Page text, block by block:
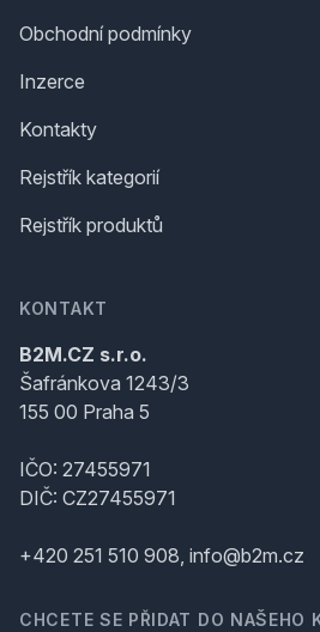
Obchodní podmínky
Inzerce
Kontakty
Rejstřík kategorií
Rejstřík produktů
KONTAKT
B2M.CZ s.r.o.
Šafránkova 1243/3
155 00 Praha 5
IČO: 27455971
DIČ: CZ27455971
+420 251 510 908, info@b2m.cz
CHCETE SE PŘIDAT DO NAŠEHO